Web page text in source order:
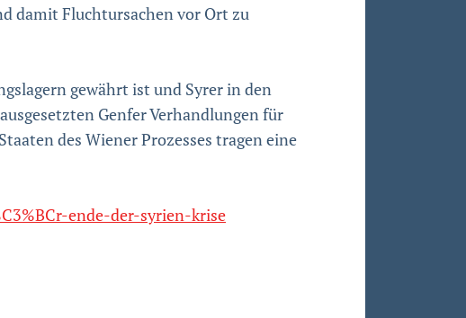
damit Fluchtursachen vor Ort zu
gewährt ist und Syrer in den
Genfer Verhandlungen für
des Wiener Prozesses tragen eine
ende-der-syrien-krise